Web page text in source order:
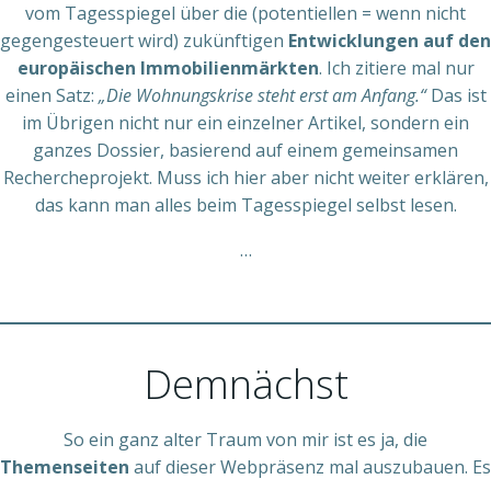
vom Tagesspiegel über die (potentiellen = wenn nicht
gegengesteuert wird) zukünftigen Entwicklungen auf den
europäischen Immobilienmärkten. Ich zitiere mal nur
einen Satz: „Die Wohnungskrise steht erst am Anfang.“Das ist
im Übrigen nicht nur ein einzelner Artikel, sondern ein
ganzes Dossier, basierend auf einem gemeinsamen
Rechercheprojekt. Muss ich hier aber nicht weiter erklären,
das kann man alles beim Tagesspiegel selbst lesen.
…
Demnächst
So ein ganz alter Traum von mir ist es ja, die
Themenseiten auf dieser Webpräsenz mal auszubauen. Es